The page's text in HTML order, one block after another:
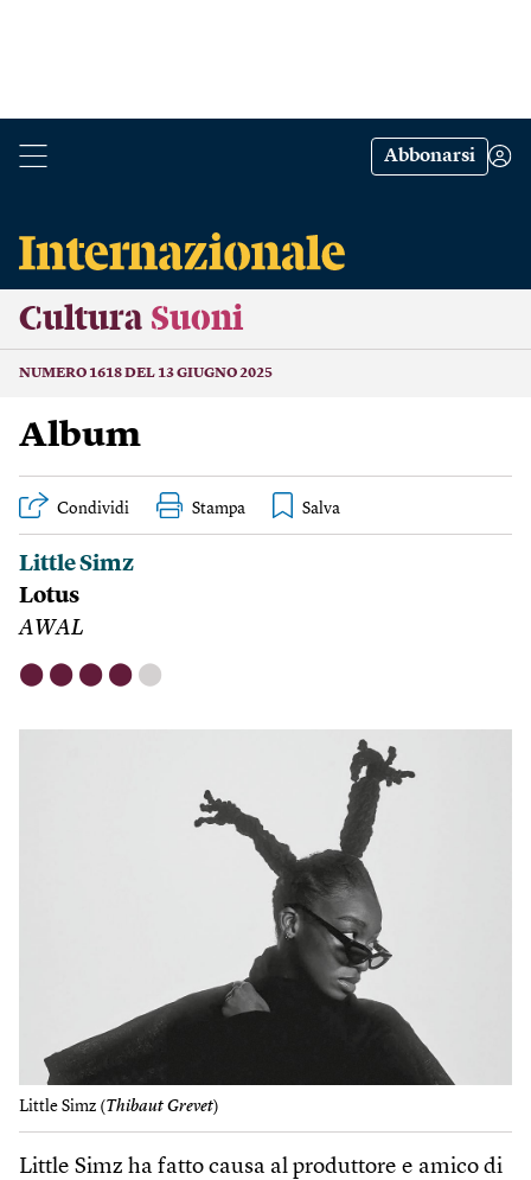
Abbonarsi
Cultura Suoni
NUMERO 1618 DEL 13 GIUGNO 2025
Album
Condividi Stampa
Little Simz
Lotus
AWAL
⬤ ⬤ ⬤ ⬤ ⬤
Little Simz (Thibaut Grevet)
Little Simz ha fatto causa al produttore e amico di